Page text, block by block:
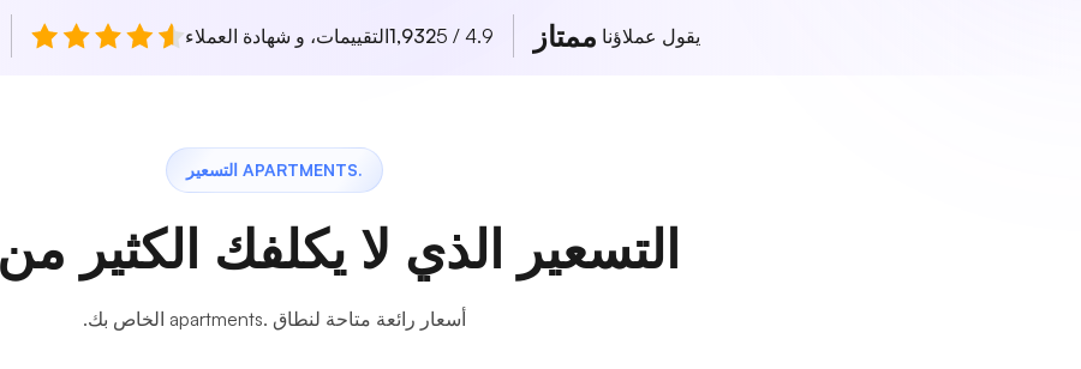
يقول عملاؤنا ممتاز 4.9 / 5
1,932التقييمات، و شهادة العملاء
.APARTMENTS التسعير
التسعير الذي لا يكلفك الكثير
أسعار رائعة متاحة لنطاق .apartments الخاص بك.